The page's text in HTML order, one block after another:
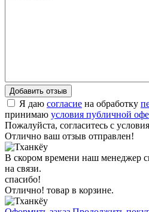
Я даю согласие на обработку
принимаю условия публичной
Пожалуйста, согласитесь с
Отлично ваш отзыв отправлен!
В скором времени наш менеджер
на связи.
спасибо!
Отлично! товар в корзине.